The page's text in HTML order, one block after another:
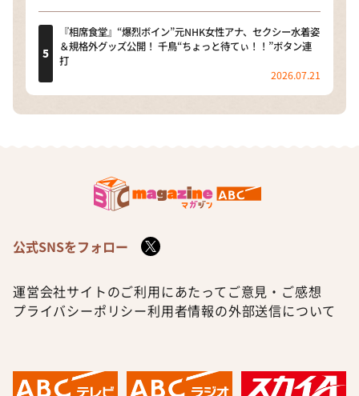
『相席食堂』“爆烈ボイン”元NHK女性アナ、セクシー水着姿
＆規格外グッズ公開！ 千鳥“ちょっと待てぃ！！”ボタン連
打
2026.07.21
公式SNSをフォロー
運営会社サイトのご利用にあたって ご意見・ご感想
プライバシーポリシー利用者情報の外部送信について